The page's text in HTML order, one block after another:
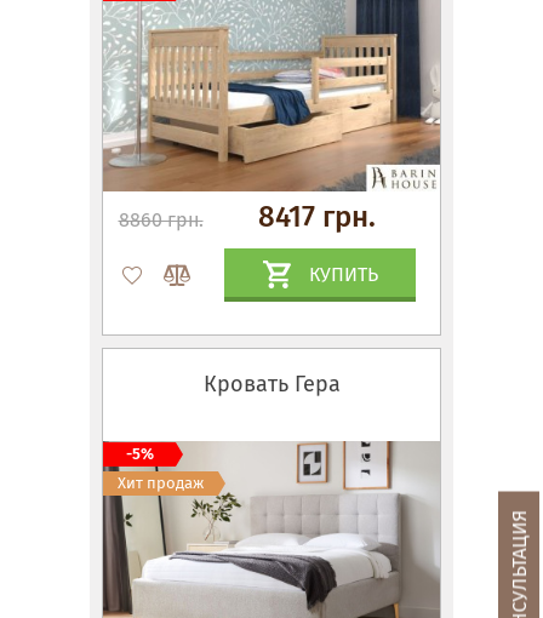
8860 грн. 8417 грн.
КУПИТЬ
Кровать Гера
-5%
Хит продаж